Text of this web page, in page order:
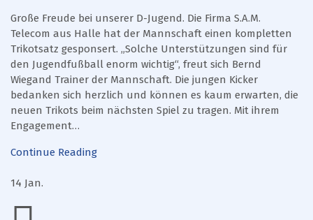
Große Freude bei unserer D-Jugend. Die Firma S.A.M.
Telecom aus Halle hat der Mannschaft einen kompletten
Trikotsatz gesponsert. „Solche Unterstützungen sind für
den Jugendfußball enorm wichtig“, freut sich Bernd
Wiegand Trainer der Mannschaft. Die jungen Kicker
bedanken sich herzlich und können es kaum erwarten, die
neuen Trikots beim nächsten Spiel zu tragen. Mit ihrem
Engagement…
Continue Reading
14 Jan.